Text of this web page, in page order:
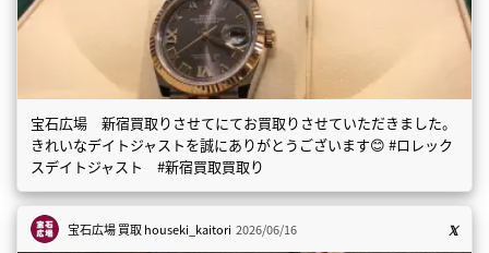
宝石広場 新宿買取りさせてにてお買取りさせていただきました。
きれいなデイトジャストを誠にありがとうございます😊 #ロレック
スデイトジャスト #新宿買取買取り
宝石広場 買取houseki_kaitori 2026/06/16